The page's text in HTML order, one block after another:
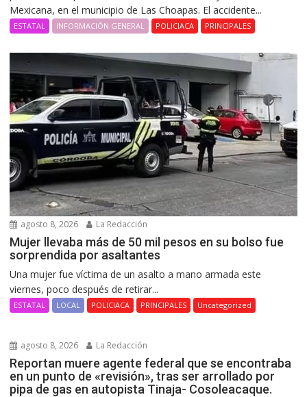
Mexicana, en el municipio de Las Choapas. El accidente...
ESTATAL INFORMACIÓN GENERAL POLICIACA PRINCIPALES
agosto 8, 2026 La Redacción
Mujer llevaba más de 50 mil pesos en su bolso fue
sorprendida por asaltantes
Una mujer fue víctima de un asalto a mano armada este
viernes, poco después de retirar...
ESTATAL LOCAL POLICIACA PRINCIPALES Uncategorized
agosto 8, 2026 La Redacción
Reportan muere agente federal que se encontraba
en un punto de «revisión», tras ser arrollado por
pipa de gas en autopista Tinaja- Cosoleacaque.